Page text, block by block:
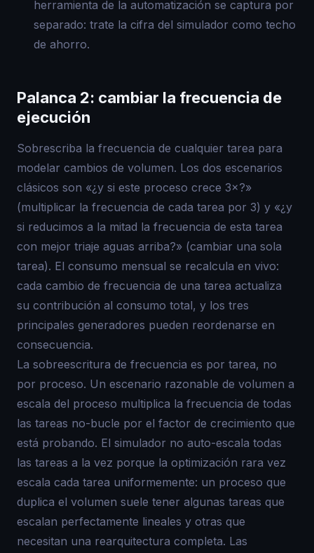
herramienta de la automatización se captura por
separado: trate la cifra del simulador como techo
de ahorro.
Palanca 2: cambiar la frecuencia de
ejecución
Sobrescriba la frecuencia de cualquier tarea para
modelar cambios de volumen. Los dos escenarios
clásicos son «¿y si este proceso crece 3×?»
(multiplicar la frecuencia de cada tarea por 3) y «¿y
si reducimos a la mitad la frecuencia de esta tarea
con mejor triaje aguas arriba?» (cambiar una sola
tarea). El consumo mensual se recalcula en vivo:
cada cambio de frecuencia de una tarea actualiza
su contribución al consumo total, y los tres
principales generadores pueden reordenarse en
consecuencia.
La sobreescritura de frecuencia es por tarea, no
por proceso. Un escenario razonable de volumen a
escala del proceso multiplica la frecuencia de todas
las tareas no-bucle por el factor de crecimiento que
está probando. El simulador no auto-escala todas
las tareas a la vez porque la optimización rara vez
escala cada tarea uniformemente: un proceso que
duplica el volumen suele tener algunas tareas que
escalan perfectamente lineales y otras que
necesitan una rearquitectura completa. Las